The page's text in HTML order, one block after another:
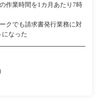
作業時間を1カ月あたり7時
クでも請求書発行業務に対
になった